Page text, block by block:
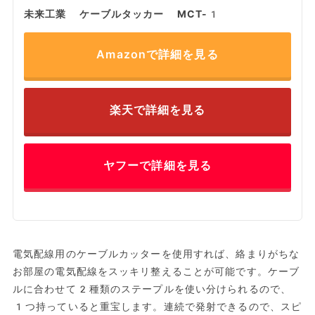
未来工業 ケーブルタッカー MCT-1
Amazonで詳細を見る
楽天で詳細を見る
ヤフーで詳細を見る
電気配線用のケーブルカッターを使用すれば、絡まりがちな
お部屋の電気配線をスッキリ整えることが可能です。ケーブ
ルに合わせて2種類のステープルを使い分けられるので、
1つ持っていると重宝します。連続で発射できるので、スピ